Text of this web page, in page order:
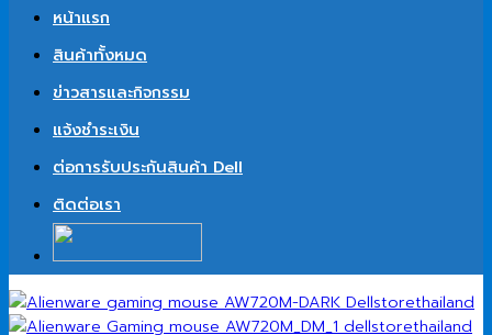
หน้าแรก
สินค้าทั้งหมด
ข่าวสารและกิจกรรม
แจ้งชำระเงิน
ต่อการรับประกันสินค้า Dell
ติดต่อเรา